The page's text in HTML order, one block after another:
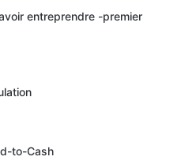
entreprendre -premier
to-Cash